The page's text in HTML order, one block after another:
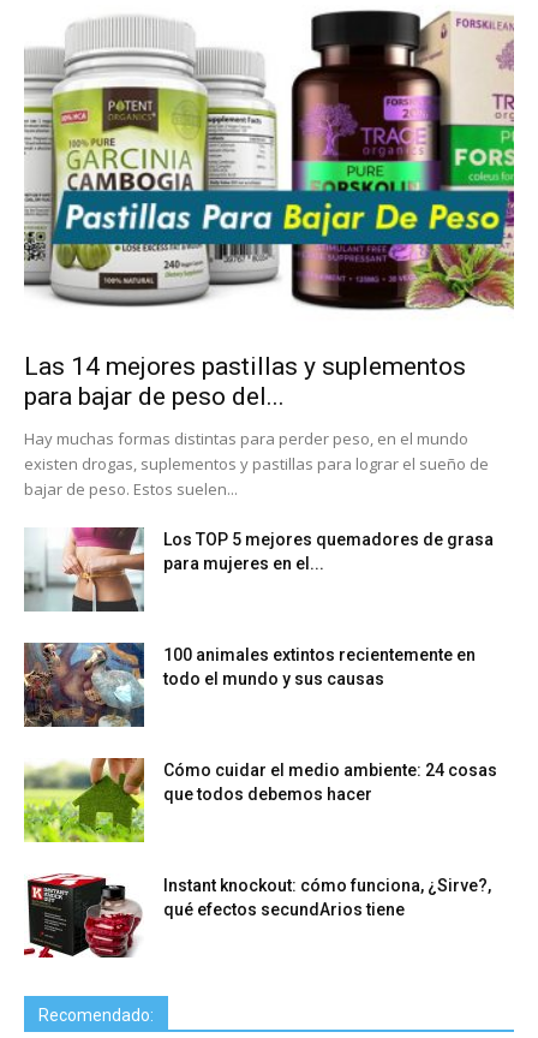
Las 14 mejores pastillas y suplementos
para bajar de peso del...
Hay muchas formas distintas para perder peso, en el mundo
existen drogas, suplementos y pastillas para lograr el sueño de
bajar de peso. Estos suelen...
Los TOP 5 mejores quemadores de grasa
para mujeres en el...
100 animales extintos recientemente en
todo el mundo y sus causas
Cómo cuidar el medio ambiente: 24 cosas
que todos debemos hacer
Instant knockout: cómo funciona, ¿Sirve?,
qué efectos secundArios tiene
Recomendado: